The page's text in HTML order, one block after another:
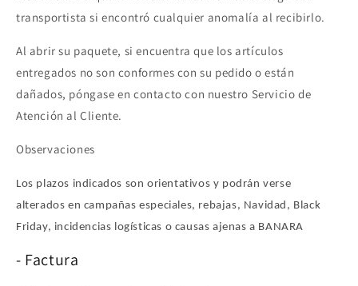
transportista si encontró cualquier anomalía al recibirlo.
Al abrir su paquete, si encuentra que los artículos
entregados no son conformes con su pedido o están
dañados, póngase en contacto con nuestro Servicio de
Atención al Cliente.
Observaciones
Los plazos indicados son orientativos y podrán verse
alterados en campañas especiales, rebajas, Navidad, Black
Friday, incidencias logísticas o causas ajenas a BANARA
- Factura